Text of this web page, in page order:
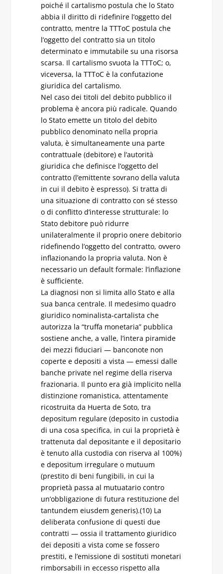
poiché il cartalismo postula che lo Stato
abbia il diritto di ridefinire l’oggetto del
contratto, mentre la TTToC postula che
l’oggetto del contratto sia un titolo
determinato e immutabile su una risorsa
scarsa. Il cartalismo svuota la TTToC; o,
viceversa, la TTToC è la confutazione
giuridica del cartalismo.
Nel caso dei titoli del debito pubblico il
problema è ancora più radicale. Quando
lo Stato emette un titolo del debito
pubblico denominato nella propria
valuta, è simultaneamente una parte
contrattuale (debitore) e l’autorità
giuridica che definisce l’oggetto del
contratto (l’emittente sovrano della valuta
in cui il debito è espresso). Si tratta di
una situazione di contratto con sé stesso
o di conflitto d’interesse strutturale: lo
Stato debitore può ridurre
unilateralmente il proprio onere debitorio
ridefinendo l’oggetto del contratto, ovvero
inflazionando la propria valuta. Non è
necessario un default formale: l’inflazione
è sufficiente.
La diagnosi non si limita allo Stato e alla
sua banca centrale. Il medesimo quadro
giuridico nominalista-cartalista che
autorizza la “truffa monetaria” pubblica
sostiene anche, a valle, l’intera piramide
dei mezzi fiduciari — banconote non
coperte e depositi a vista — emessi dalle
banche private nel regime della riserva
frazionaria. Il punto era già implicito nella
distinzione romanistica, attentamente
ricostruita da Huerta de Soto, tra
depositum regulare (deposito in custodia
di una cosa specifica, in cui la proprietà è
trattenuta dal depositante e il depositario
è tenuto alla custodia con riserva al 100%)
e depositum irregulare o mutuum
(prestito di beni fungibili, in cui la
proprietà passa al mutuatario contro
un’obbligazione di futura restituzione del
tantundem eiusdem generis).(10) La
deliberata confusione di questi due
contratti — ossia il trattamento giuridico
dei depositi a vista come se fossero
prestiti, e l’emissione di sostituti monetari
rimborsabili in eccesso rispetto alla